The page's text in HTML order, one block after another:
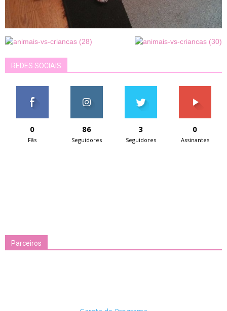
REDES SOCIAIS
0
Fãs
86
Seguidores
3
Seguidores
0
Assinantes
Parceiros